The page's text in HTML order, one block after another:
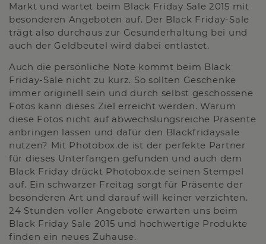
Markt und wartet beim Black Friday Sale 2015 mit
besonderen Angeboten auf. Der Black Friday-Sale
trägt also durchaus zur Gesunderhaltung bei und
auch der Geldbeutel wird dabei entlastet.
Auch die persönliche Note kommt beim Black
Friday-Sale nicht zu kurz. So sollten Geschenke
immer originell sein und durch selbst geschossene
Fotos kann dieses Ziel erreicht werden. Warum
diese Fotos nicht auf abwechslungsreiche Präsente
anbringen lassen und dafür den Blackfridaysale
nutzen? Mit Photobox.de ist der perfekte Partner
für dieses Unterfangen gefunden und auch dem
Black Friday drückt Photobox.de seinen Stempel
auf. Ein schwarzer Freitag sorgt für Präsente der
besonderen Art und darauf will keiner verzichten.
24 Stunden voller Angebote erwarten uns beim
Black Friday Sale 2015 und hochwertige Produkte
finden ein neues Zuhause.